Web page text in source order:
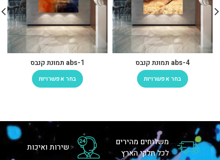
abs-4 תמונת קנבס
בחר אפשרויות
abs-1 תמונת קנבס
בחר אפשרויות
משלוחים מהירים
לכל חלקי הארץ
שירות ואיכות